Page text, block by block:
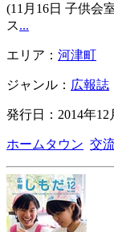
(11月16日 子供会
ス...
エリア： 河津町
ジャンル： 広報誌
発行日：2014年12
ホームタウン 交